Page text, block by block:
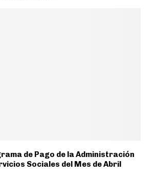
de Pago de la Administración
Sociales del Mes de Abril